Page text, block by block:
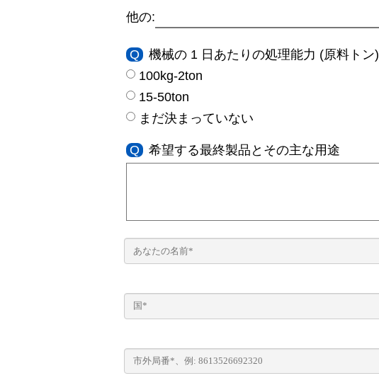
他の:
Q
機械の 1 日あたりの処理能力 (原料トン)
100kg-2ton
15-50ton
まだ決まっていない
Q 希望する最終製品とその主な用途